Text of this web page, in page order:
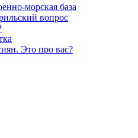
морская база
вопрос
Это про вас?